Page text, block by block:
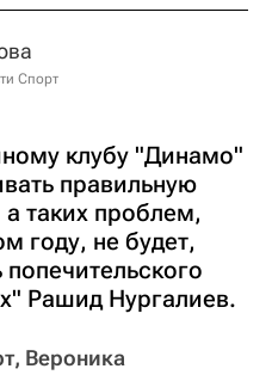
Спорт
клубу "Динамо"
правильную
таких проблем,
году, не будет,
Рашид Нургалиев.
Вероника